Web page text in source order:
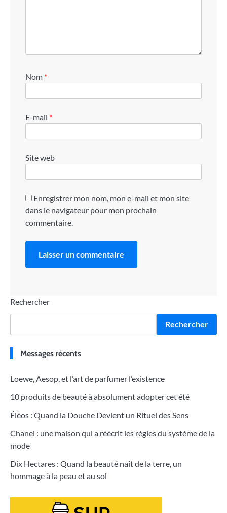
Nom *
E-mail *
Site web
Enregistrer mon nom, mon e-mail et mon site
dans le navigateur pour mon prochain
commentaire.
Rechercher
Rechercher
Messages récents
Loewe, Aesop, et l’art de parfumer l’existence
10 produits de beauté à absolument adopter cet été
Éléos : Quand la Douche Devient un Rituel des Sens
Chanel : une maison qui a réécrit les règles du système de la
mode
Dix Hectares : Quand la beauté naît de la terre, un
hommage à la peau et au sol